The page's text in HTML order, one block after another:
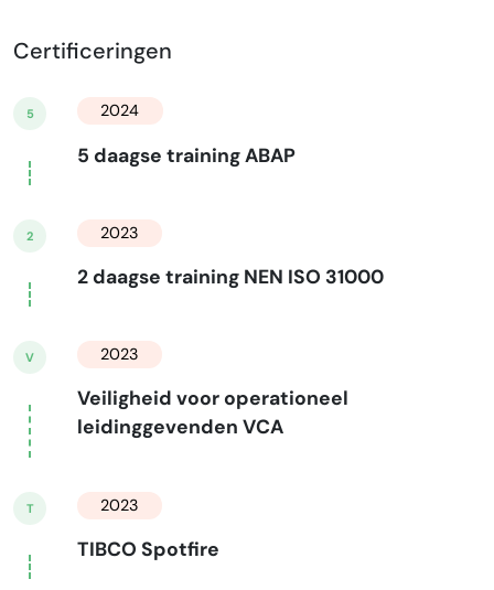
Certificeringen
5 2024
5 daagse training ABAP
2 2023
2 daagse training NEN ISO 31000
V 2023
Veiligheid voor operationeel
leidinggevenden VCA
T 2023
TIBCO Spotfire